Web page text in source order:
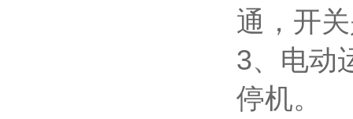
通，开
3、电动
停机。